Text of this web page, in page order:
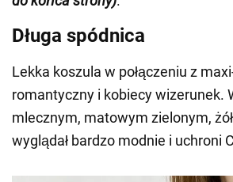
Długa spódnica
Lekka koszula w połączeniu z
romantyczny i kobiecy wizerunek.
mlecznym, matowym zielonym,
wyglądał bardzo modnie i uchroni